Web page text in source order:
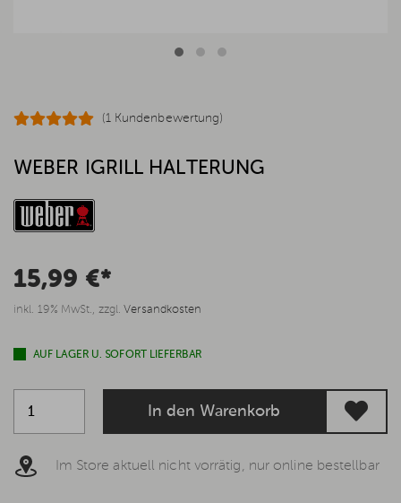
(1 Kundenbewertung)
WEBER IGRILL HALTERUNG
15,99 €*
inkl. 19% MwSt., zzgl.Versandkosten
AUF LAGER U. SOFORT LIEFERBAR
In den Warenkorb
Im Store aktuell nicht vorrätig, nur online bestellbar